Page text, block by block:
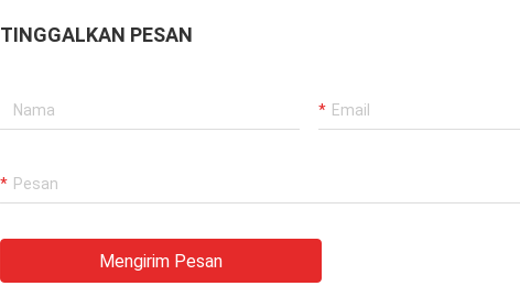
TINGGALKAN PESAN
Mengirim Pesan